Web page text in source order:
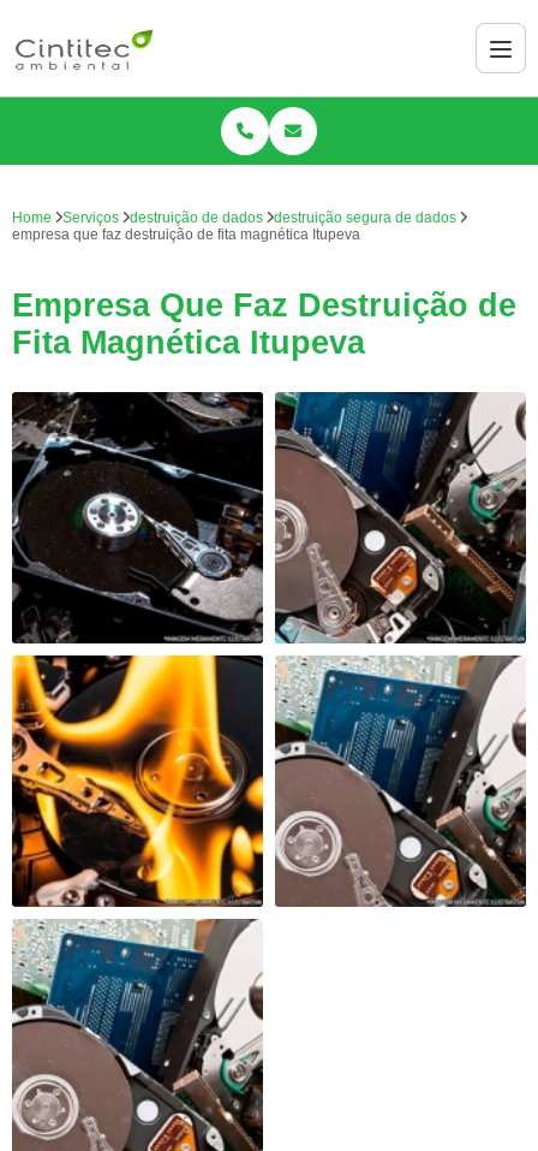
Home Serviços destruição de dados
destruição segura de dados
empresa que faz destruição de fita magnética Itupeva
Empresa Que Faz Destruição de
Fita Magnética Itupeva